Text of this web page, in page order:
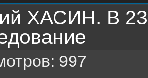
ХАСИН. В
997